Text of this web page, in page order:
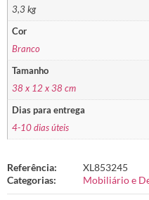
3,3 kg
Cor
Branco
Tamanho
38 x 12 x 38 cm
Dias para entrega
4-10 dias úteis
Referência:
XL853245
Categorias:
Mobiliário e